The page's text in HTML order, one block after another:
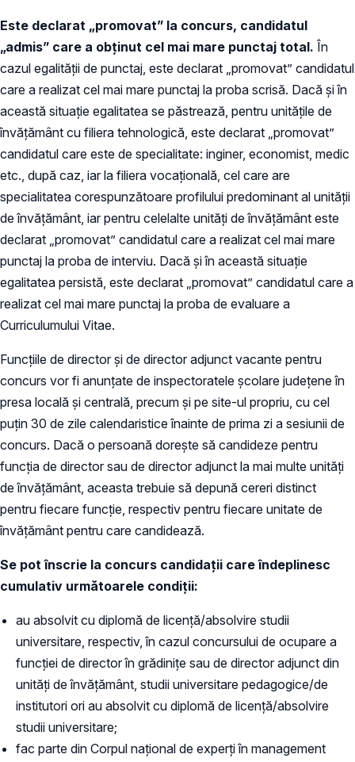
Este declarat „promovat” la concurs, candidatul
„admis” care a obținut cel mai mare punctaj total. În
cazul egalității de punctaj, este declarat „promovat” candidatul
care a realizat cel mai mare punctaj la proba scrisă. Dacă și în
această situație egalitatea se păstrează, pentru unitățile de
învățământ cu filiera tehnologică, este declarat „promovat”
candidatul care este de specialitate: inginer, economist, medic
etc., după caz, iar la filiera vocațională, cel care are
specialitatea corespunzătoare profilului predominant al unității
de învățământ, iar pentru celelalte unități de învățământ este
declarat „promovat” candidatul care a realizat cel mai mare
punctaj la proba de interviu. Dacă și în această situație
egalitatea persistă, este declarat „promovat” candidatul care a
realizat cel mai mare punctaj la proba de evaluare a
Curriculumului Vitae.
Funcțiile de director și de director adjunct vacante pentru
concurs vor fi anunţate de inspectoratele şcolare judeţene în
presa locală și centrală, precum și pe site-ul propriu, cu cel
puțin 30 de zile calendaristice înainte de prima zi a sesiunii de
concurs. Dacă o persoană dorește să candideze pentru
funcția de director sau de director adjunct la mai multe unități
de învățământ, aceasta trebuie să depună cereri distinct
pentru fiecare funcție, respectiv pentru fiecare unitate de
învățământ pentru care candidează.
Se pot înscrie la concurs candidaţii care îndeplinesc
cumulativ următoarele condiţii:
au absolvit cu diplomă de licență/absolvire studii
universitare, respectiv, în cazul concursului de ocupare a
funcției de director în grădinițe sau de director adjunct din
unități de învățământ, studii universitare pedagogice/de
institutori ori au absolvit cu diplomă de licență/absolvire
studii universitare;
fac parte din Corpul național de experți în management